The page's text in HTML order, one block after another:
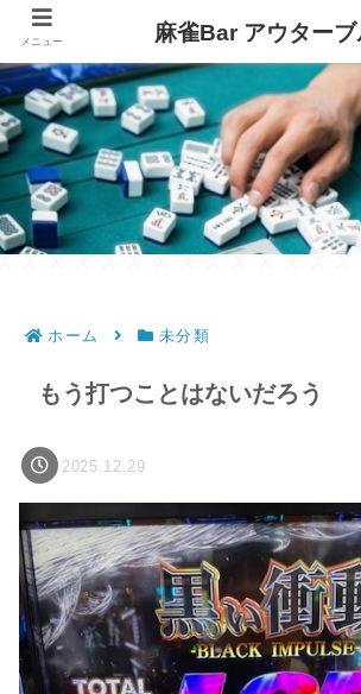
ホーム 未分類
もう打つことはないだろう
2025.12.29
メニュー 麻雀Bar アウターブ